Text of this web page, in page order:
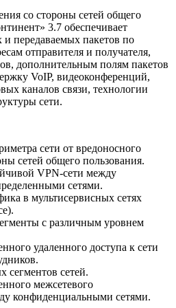
со стороны сетей общего
3.7 обеспечивает
передаваемых пакетов по
отправителя и получателя,
дополнительным полям пакетов
VoIP, видеоконференций,
каналов связи, технологии
сети.
сети от вредоносного
сетей общего пользования.
VPN-сети между
сетями.
в мультисервисных сетях
с различным уровнем
удаленного доступа к сети
сегментов сетей.
межсетевого
конфиденциальными сетями.